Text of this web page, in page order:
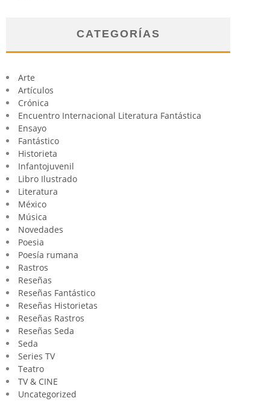
CATEGORÍAS
Arte
Artículos
Crónica
Encuentro Internacional Literatura Fantástica
Ensayo
Fantástico
Historieta
Infantojuvenil
Libro Ilustrado
Literatura
México
Música
Novedades
Poesia
Poesía rumana
Rastros
Reseñas
Reseñas Fantástico
Reseñas Historietas
Reseñas Rastros
Reseñas Seda
Seda
Series TV
Teatro
TV & CINE
Uncategorized